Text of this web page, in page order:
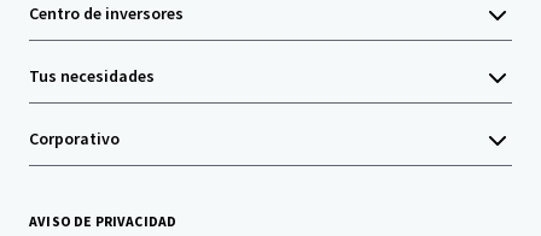
Centro de inversores
Tus necesidades
Corporativo
AVISO DE PRIVACIDAD